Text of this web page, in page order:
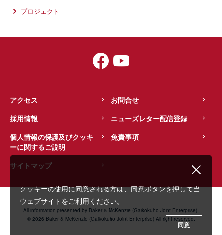
プロジェクト
アクセス
お問合せ
採用情報
ニューズレター配信登録
個人情報の保護及びクッキ
ーに関するご説明
免責事項
サイトマップ
All information presented by Baker & McKenzie (Gaikokuho Joint Enterprise).
© 2026 Baker & McKenzie (Gaikokuho Joint Enterprise) All right reserved.
クッキーの使用に同意される方は、同意ボタンを押して当
ウェブサイトをご利用ください。
同意